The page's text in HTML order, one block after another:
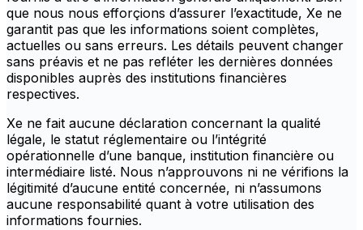
que nous nous efforçions d’assurer l’exactitude, Xe ne
garantit pas que les informations soient complètes,
actuelles ou sans erreurs. Les détails peuvent changer
sans préavis et ne pas refléter les dernières données
disponibles auprès des institutions financières
respectives.
Xe ne fait aucune déclaration concernant la qualité
légale, le statut réglementaire ou l’intégrité
opérationnelle d’une banque, institution financière ou
intermédiaire listé. Nous n’approuvons ni ne vérifions la
légitimité d’aucune entité concernée, ni n’assumons
aucune responsabilité quant à votre utilisation des
informations fournies.